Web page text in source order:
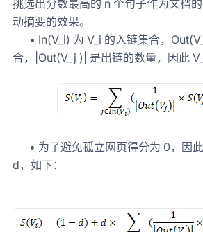
挑选出分数最高的 n 个句子作为文档
动摘要的效果。
• In(V_i) 为 V_i 的入链集合，
合，|Out(V_j )| 是出链的数量，因此
• 为了避免孤立网页得分为 0，因
d，如下：